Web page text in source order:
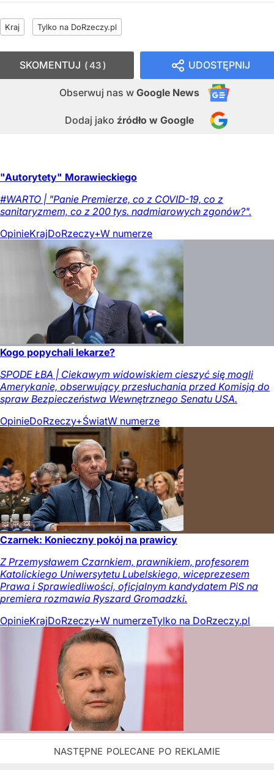
Kraj Tylko na DoRzeczy.pl
UDOSTĘPNIJ
Obserwuj nas w Google News
Dodaj jako źródło w Google
SKOMENTUJ 43
"Autorytety" Morawieckiego
#WARTO | "Panie Premierze, co z COVID-19, co z
sanitaryzmem, co z 200 tys. nadmiarowych zgonów?".
OpinieKrajDoRzeczy+W numerze
Kogo popychali lekarze?
SPODE ŁBA | Ciekawym widowiskiem cieszyć się mogli
Amerykanie, obserwujący przesłuchania przed Komisją do
spraw Bezpieczeństwa Wewnętrznego Senatu USA.
OpinieDoRzeczy+ŚwiatW numerze
Czarnek: Konieczny pokój na prawicy
Z Przemysławem Czarnkiem, prawnikiem, profesorem
Katolickiego Uniwersytetu Lubelskiego, wiceprezesem
Prawa i Sprawiedliwości, oficjalnym kandydatem PiS na
premiera rozmawia Ryszard Gromadzki.
OpinieKrajDoRzeczy+W numerzeTylko na DoRzeczy.pl